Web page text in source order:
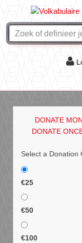
DONATE
DONATE
Select a Donation
€25
€50
€100